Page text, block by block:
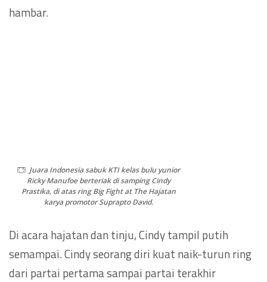
hambar.
Juara Indonesia sabuk KTI kelas bulu yunior
Ricky Manufoe berteriak di samping Cindy
Prastika, di atas ring Big Fight at The Hajatan
karya promotor Suprapto David.
Di acara hajatan dan tinju, Cindy tampil putih
semampai. Cindy seorang diri kuat naik-turun ring
dari partai pertama sampai partai terakhir